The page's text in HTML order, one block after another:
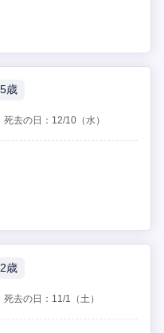
歳
死去の日： 12/10 （水）
歳
死去の日： 11/1 （土）